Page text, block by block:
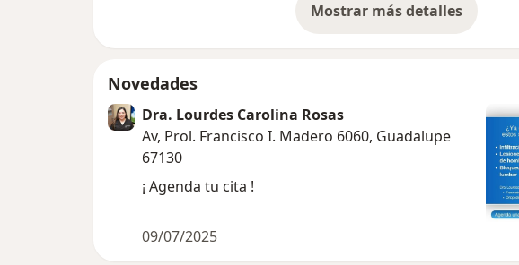
Mostrar más detalles
sobre la experiencia
Novedades
Dra. Lourdes Carolina Rosas
Av, Prol. Francisco I. Madero 6060, Guadalupe
67130
¡ Agenda tu cita !
09/07/2025